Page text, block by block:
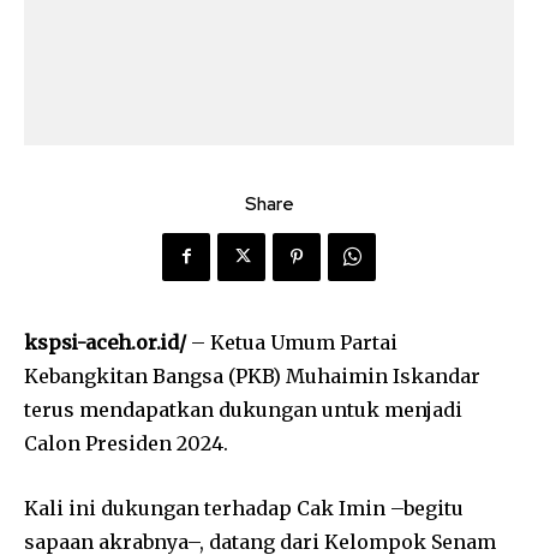
Share
kspsi-aceh.or.id/– Ketua Umum Partai
Kebangkitan Bangsa (PKB) Muhaimin Iskandar
terus mendapatkan dukungan untuk menjadi
Calon Presiden 2024.
Kali ini dukungan terhadap Cak Imin –begitu
sapaan akrabnya–, datang dari Kelompok Senam